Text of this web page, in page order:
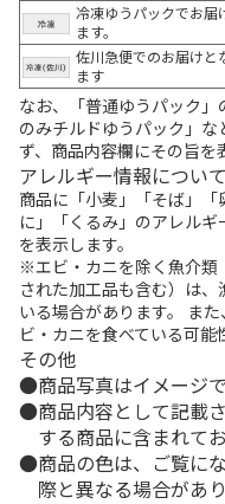
冷凍ゆうパックでお届
ます。
佐川急便でのお届けと
ます
なお、「普通ゆうパック
のみチルドゆうパック」
ず、商品内容欄にその旨を
アレルギー情報について
商品に「小麦」「そば」
に」「くるみ」のアレル
を表示します。
※エビ・カニを除く魚介類
された加工品も含む）は
いる場合があります。 ま
ビ・カニを食べている可能
その他
商品写真はイメージで
商品内容として記載
する商品に含まれて
商品の色は、ご覧に
際と異なる場合があり